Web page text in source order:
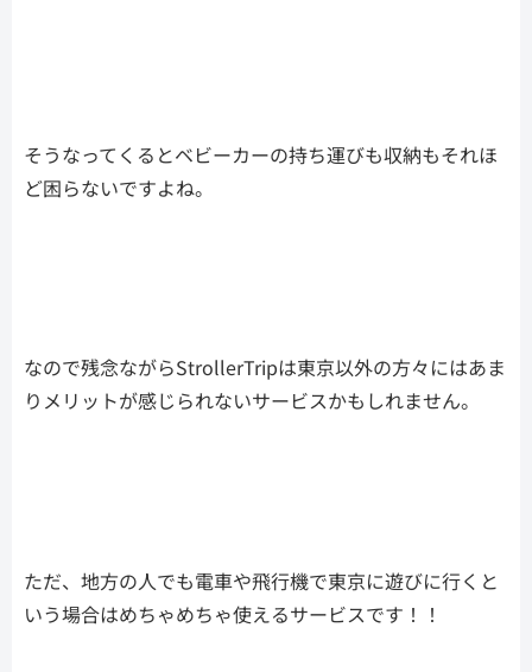
そうなってくるとベビーカーの持ち運びも収納もそれほ
ど困らないですよね。
なので残念ながらStrollerTripは東京以外の方々にはあま
りメリットが感じられないサービスかもしれません。
ただ、地方の人でも電車や飛行機で東京に遊びに行くと
いう場合はめちゃめちゃ使えるサービスです！！